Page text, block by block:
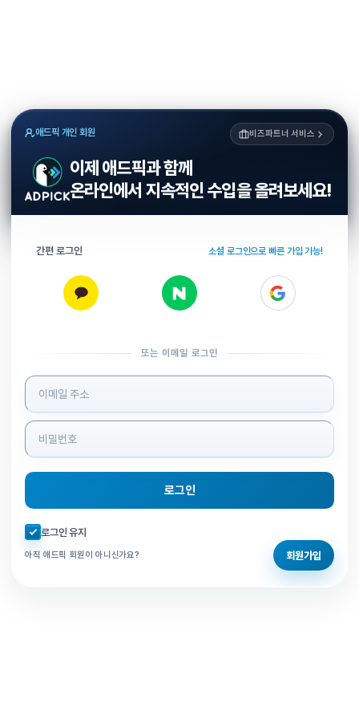
애드픽 개인 회원 비즈파트너 서비스
이제 애드픽과 함께
온라인에서 지속적인 수입을 올려보세요!
간편 로그인 소셜 로그인으로 빠른 가입 가능!
또는 이메일 로그인
로그인 정보 입력
로그인
자동로그인 체크
로그인 유지
아직 애드픽 회원이 아니신가요? 회원가입